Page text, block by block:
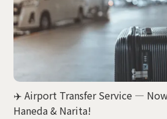
賃貸物件
概要
空室一覧
各種書類一覧
契約の流れ
鍵と保険について
自転車登録
利用規約
✈️ Airport Transfer Service —
Haneda & Narita!